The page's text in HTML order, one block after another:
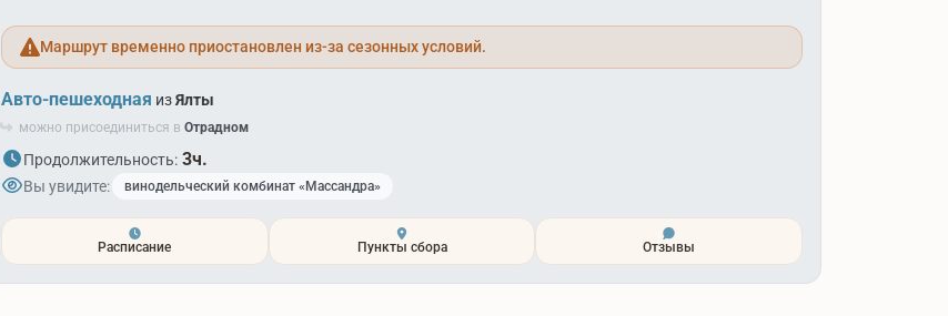
Маршрут временно приостановлен из-за сезонных условий.
Авто-пешеходная изЯлты
можно присоединиться в Отрадном
Продолжительность: 3ч.
Вы увидите: винодельческий комбинат «Массандра»
Расписание Пункты сбора Отзывы